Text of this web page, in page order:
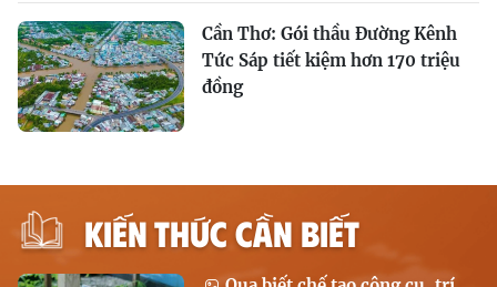
Cần Thơ: Gói thầu Đường Kênh
Tức Sáp tiết kiệm hơn 170 triệu
đồng
KIẾN THỨC CẦN BIẾT